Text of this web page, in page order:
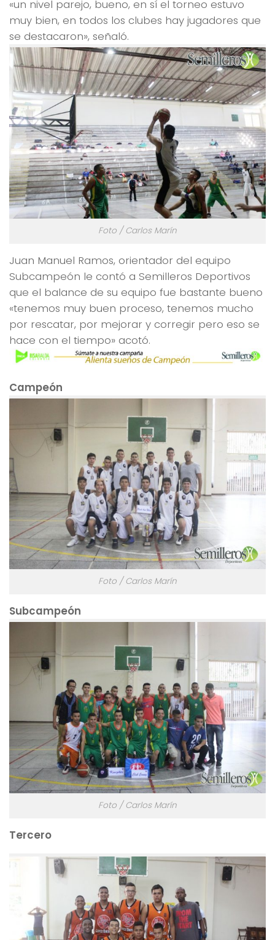
«un nivel parejo, bueno, en sí el torneo estuvo
muy bien, en todos los clubes hay jugadores que
se destacaron», señaló.
Foto / Carlos Marín
Juan Manuel Ramos, orientador del equipo
Subcampeón le contó a Semilleros Deportivos
que el balance de su equipo fue bastante bueno
«tenemos muy buen proceso, tenemos mucho
por rescatar, por mejorar y corregir pero eso se
hace con el tiempo» acotó.
Campeón
Foto / Carlos Marín
Subcampeón
Foto / Carlos Marín
Tercero